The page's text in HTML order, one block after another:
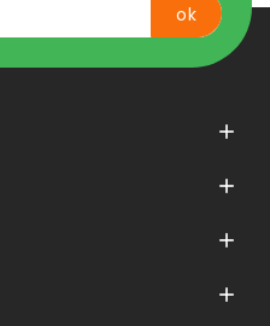



